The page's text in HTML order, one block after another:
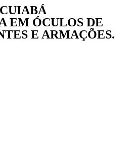
EM ÓCULOS DE
E ARMAÇÕES.